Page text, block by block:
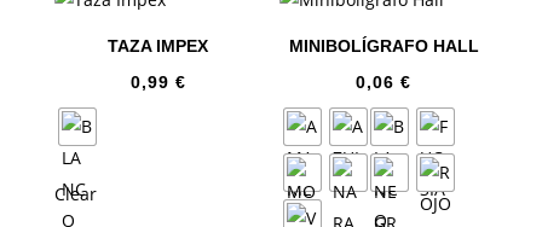
TAZA IMPEX
0,99 €
Clear
MINIBOLÍGRAFO HALL
0,06€